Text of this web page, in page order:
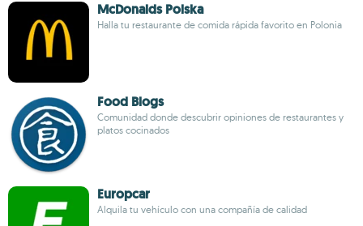
McDonalds Polska
Halla tu restaurante de comida rápida favorito en Polonia
Food Blogs
Comunidad donde descubrir opiniones de restaurantes y
platos cocinados
Europcar
Alquila tu vehículo con una compañía de calidad